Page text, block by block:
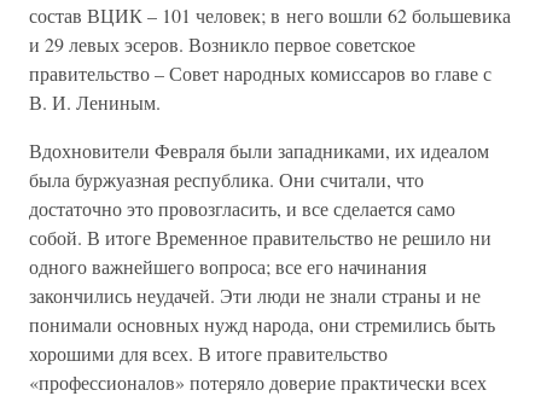
состав ВЦИК – 101 человек; в него вошли 62 большевика
и 29 левых эсеров. Возникло первое советское
правительство – Совет народных комиссаров во главе с
В. И. Лениным.
Вдохновители Февраля были западниками, их идеалом
была буржуазная республика. Они считали, что
достаточно это провозгласить, и все сделается само
собой. В итоге Временное правительство не решило ни
одного важнейшего вопроса; все его начинания
закончились неудачей. Эти люди не знали страны и не
понимали основных нужд народа, они стремились быть
хорошими для всех. В итоге правительство
«профессионалов» потеряло доверие практически всех